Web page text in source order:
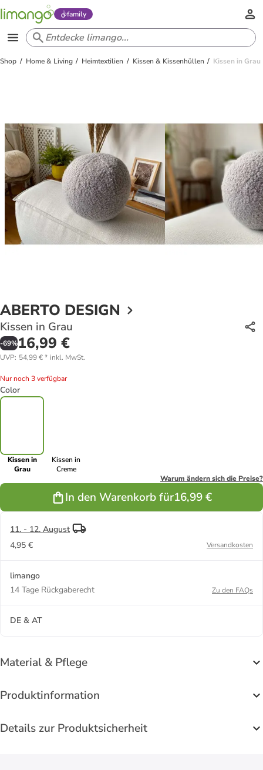
family
Shop Home & Living Heimtextilien Kissen & Kissenhüllen Kissen in Grau
ABERTO DESIGN
Kissen in Grau
-69%16,99 €
UVP: 54,99 €* inkl. MwSt.
Nur noch 3 verfügbar
Color
Kissen in
Grau
Kissen in
Creme
Warum ändern sich die Preise?
In den Warenkorb für16,99 €
11. - 12. August
4,95 €
Versandkosten
limango
14 Tage Rückgaberecht
Zu den FAQs
DE & AT
Material & Pflege
Produktinformation
Details zur Produktsicherheit